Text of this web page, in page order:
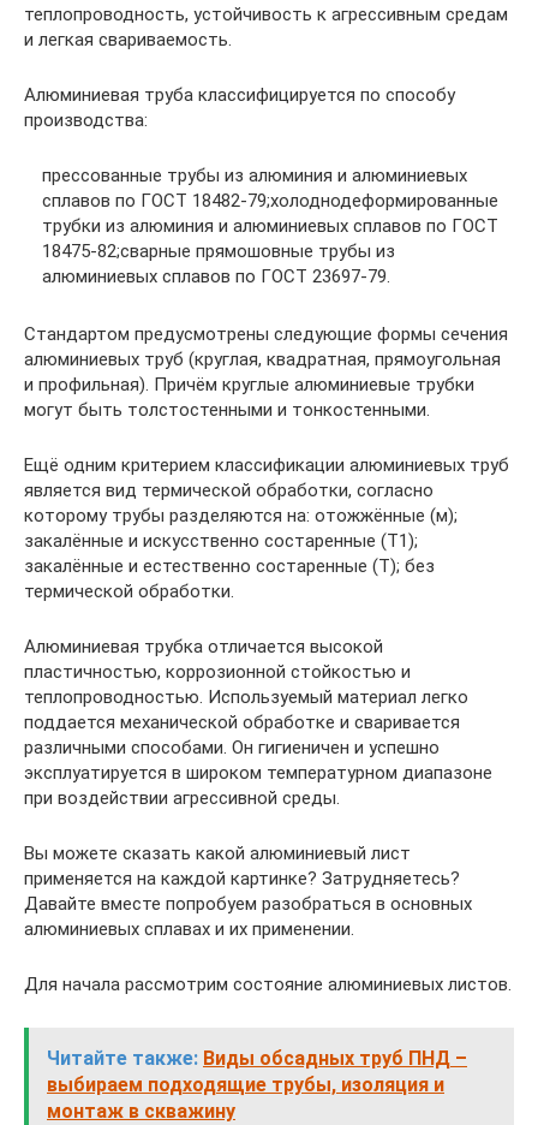
теплопроводность, устойчивость к агрессивным средам
и легкая свариваемость.
Алюминиевая труба классифицируется по способу
производства:
прессованные трубы из алюминия и алюминиевых
сплавов по ГОСТ 18482-79;холоднодеформированные
трубки из алюминия и алюминиевых сплавов по ГОСТ
18475-82;сварные прямошовные трубы из
алюминиевых сплавов по ГОСТ 23697-79.
Стандартом предусмотрены следующие формы сечения
алюминиевых труб (круглая, квадратная, прямоугольная
и профильная). Причём круглые алюминиевые трубки
могут быть толстостенными и тонкостенными.
Ещё одним критерием классификации алюминиевых труб
является вид термической обработки, согласно
которому трубы разделяются на: отожжённые (м);
закалённые и искусственно состаренные (Т1);
закалённые и естественно состаренные (Т); без
термической обработки.
Алюминиевая трубка отличается высокой
пластичностью, коррозионной стойкостью и
теплопроводностью. Используемый материал легко
поддается механической обработке и сваривается
различными способами. Он гигиеничен и успешно
эксплуатируется в широком температурном диапазоне
при воздействии агрессивной среды.
Вы можете сказать какой алюминиевый лист
применяется на каждой картинке? Затрудняетесь?
Давайте вместе попробуем разобраться в основных
алюминиевых сплавах и их применении.
Для начала рассмотрим состояние алюминиевых листов.
Читайте также: Виды обсадных труб ПНД –
выбираем подходящие трубы, изоляция и
монтаж в скважину